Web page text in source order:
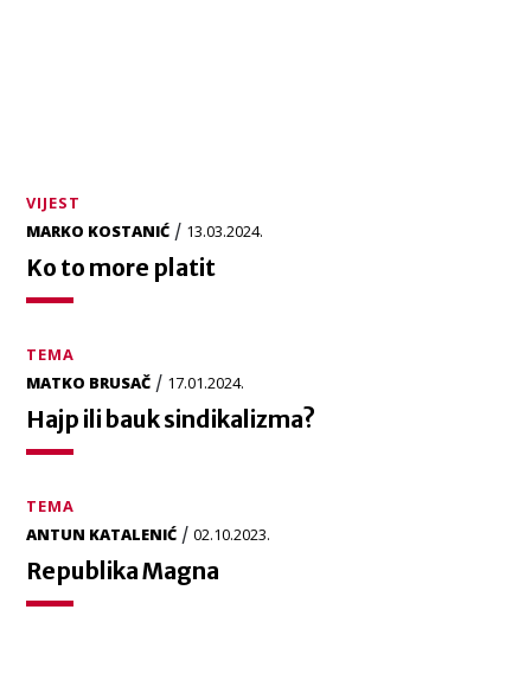
VIJEST
MARKO KOSTANIĆ / 13.03.2024.
Ko to more platit
TEMA
MATKO BRUSAČ / 17.01.2024.
Hajp ili bauk sindikalizma?
TEMA
ANTUN KATALENIĆ /02.10.2023.
Republika Magna